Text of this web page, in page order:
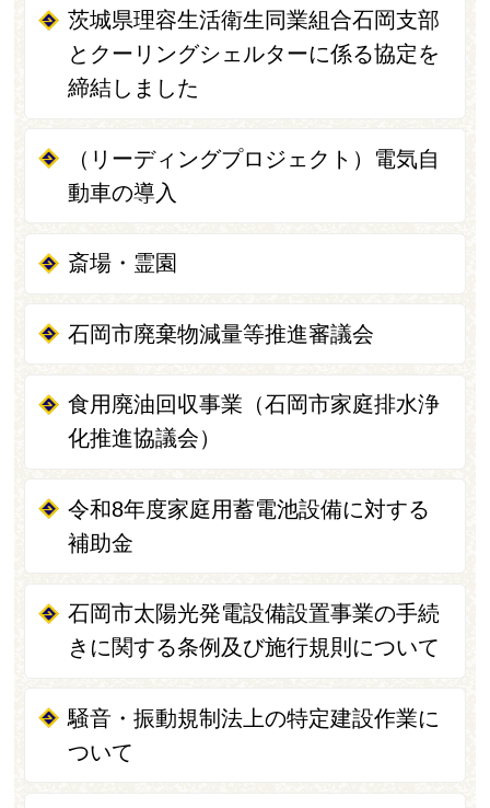
茨城県理容生活衛生同業組合石岡支部
とクーリングシェルターに係る協定を
締結しました
（リーディングプロジェクト）電気自
動車の導入
斎場・霊園
石岡市廃棄物減量等推進審議会
食用廃油回収事業（石岡市家庭排水浄
化推進協議会）
令和8年度家庭用蓄電池設備に対する
補助金
石岡市太陽光発電設備設置事業の手続
きに関する条例及び施行規則について
騒音・振動規制法上の特定建設作業に
ついて